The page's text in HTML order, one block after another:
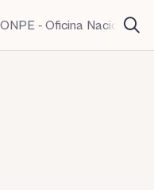
ONPE - Oficina Nacional